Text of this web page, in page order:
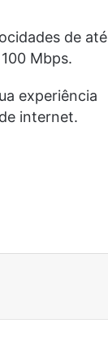
de até
Mbps.
experiência
internet.